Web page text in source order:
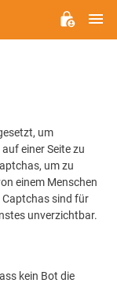
um
einer Seite zu
um zu
einem Menschen
sind für
unverzichtbar.
kein Bot die